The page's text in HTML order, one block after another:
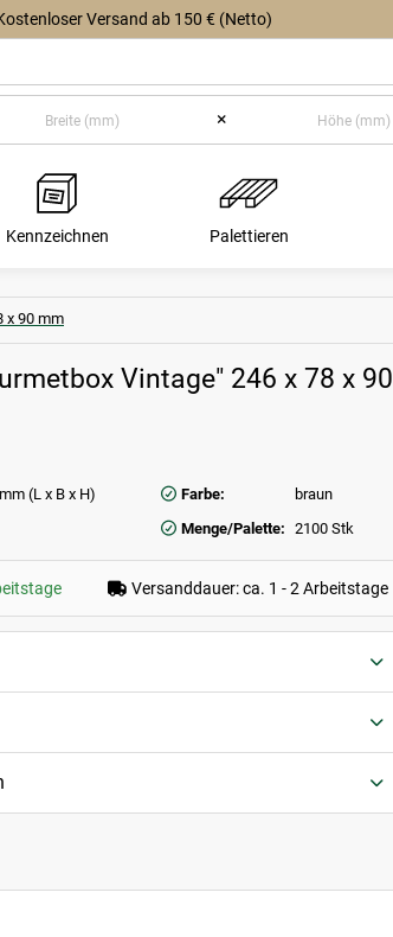
Versand ab 150 € (Netto)
×
Kennzeichnen Palettieren
x 90 mm
Vintage" 246 x 78 x 90
(L x B x H) Farbe:
braun
Menge/Palette: 2100 Stk
Versanddauer: ca. 1 - 2 Arbeitstage